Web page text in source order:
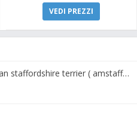
VEDI PREZZI
Gruppo American staffordshire terrier ( amstaff, amastaff )